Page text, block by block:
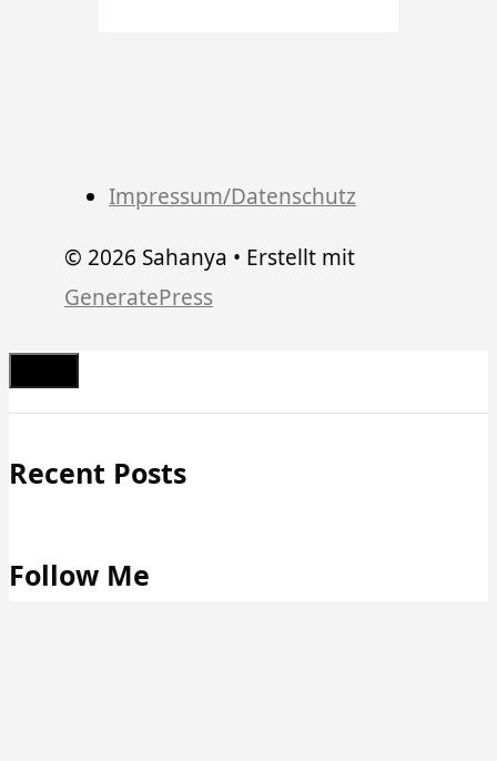
Impressum/Datenschutz
© 2026 Sahanya • Erstellt mit
GeneratePress
Schließen
Recent Posts
Follow Me